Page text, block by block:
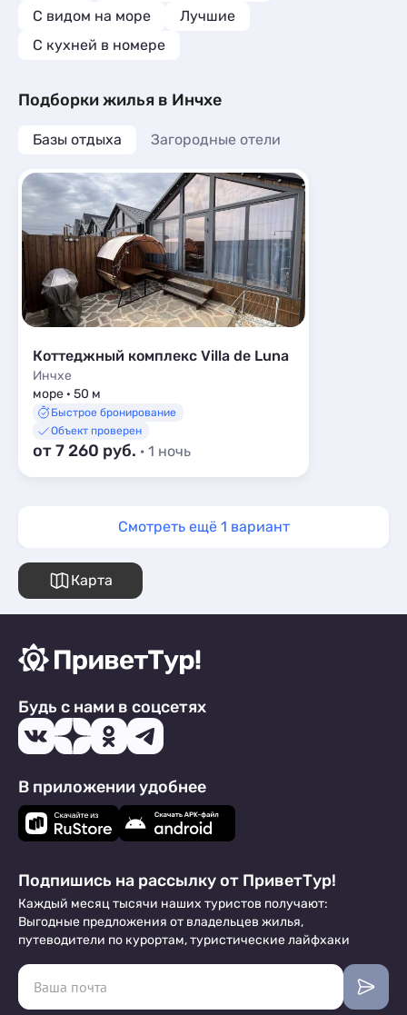
С видом на море
Лучшие
C кухней в номере
Подборки жилья в Инчхе
Базы отдыха Загородные отели
Коттеджный комплекс Villa de Luna
Инчхе
море · 50 м
Быстрое бронирование
Объект проверен
от 7 260 руб. · 1 ночь
Смотреть ещё 1 вариант
Карта
Будь с нами в соцсетях
В приложении удобнее
Подпишись на рассылку от ПриветТур!
Каждый месяц тысячи наших туристов получают:
Выгодные предложения от владельцев жилья,
путеводители по курортам, туристические лайфхаки